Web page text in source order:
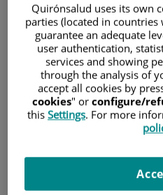
Pedir
Hospital Universitario
C/ Diego de Velázquez,
Quirónsalud uses its own
parties (located in
guarantee an adequate
user authentication,
services and showing
through the analysis of
accept all cookies by
cookies" or configure/
this Settings. For more